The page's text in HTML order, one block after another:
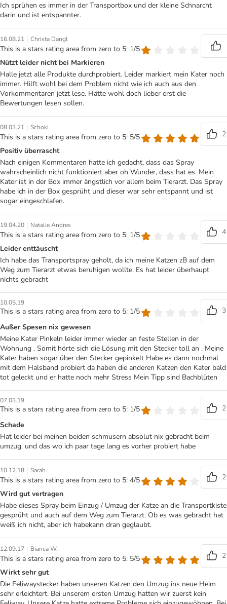
Ich sprühen es immer in der Transportbox und der kleine Schnarcht
darin und ist entspannter.
16.08.21 | Christa Dangl
This is a stars rating area from zero to 5: 1/5
Nützt leider nicht bei Markieren
Halle jetzt alle Produkte durchprobiert. Leider markiert mein Kater noch
immer. Hilft wohl bei dem Problem nicht wie ich auch aus den
Vorkommentaren jetzt lese. Hätte wohl doch lieber erst die
Bewertungen lesen sollen.
08.03.21 | Schoki
This is a stars rating area from zero to 5: 5/5
2
Positiv überrascht
Nach einigen Kommentaren hatte ich gedacht, dass das Spray
wahrscheinlich nicht funktioniert aber oh Wunder, dass hat es. Mein
Kater ist in der Box immer ängstlich vor allem beim Tierarzt. Das Spray
habe ich in der Box gesprüht und dieser war sehr entspannt und ist
sogar eingeschlafen.
19.04.20 | Natalie Andres
This is a stars rating area from zero to 5: 1/5
4
Leider enttäuscht
Ich habe das Transportspray geholt, da ich meine Katzen zB auf dem
Weg zum Tierarzt etwas beruhigen wollte. Es hat leider überhaupt
nichts gebracht
10.05.19
This is a stars rating area from zero to 5: 1/5
3
Außer Spesen nix gewesen
Meine Kater Pinkeln leider immer wieder an feste Stellen in der
Wohnung . Somit hörte sich die Lösung mit den Stecker toll an . Meine
Kater haben sogar über den Stecker gepinkelt Habe es dann nochmal
mit dem Halsband probiert da haben die anderen Katzen den Kater bald
tot geleckt und er hatte noch mehr Stress Mein Tipp sind Bachblüten
07.03.19
This is a stars rating area from zero to 5: 1/5
2
Schade
Hat leider bei meinen beiden schmusern absolut nix gebracht beim
umzug. und das wo ich paar tage lang es vorher probiert habe
10.12.18 | Sarah
This is a stars rating area from zero to 5: 4/5
2
Wird gut vertragen
Habe dieses Spray beim Einzug / Umzug der Katze an die Transportkiste
gesprüht und auch auf dem Weg zum Tierarzt. Ob es was gebracht hat
weiß ich nicht, aber ich habekann dran geglaubt.
12.09.17 | Bianca W.
This is a stars rating area from zero to 5: 5/5
2
Wirkt sehr gut
Die Feliwaystecker haben unseren Katzen den Umzug ins neue Heim
sehr erleichtert. Bei unserem ersten Umzug hatten wir zuerst kein